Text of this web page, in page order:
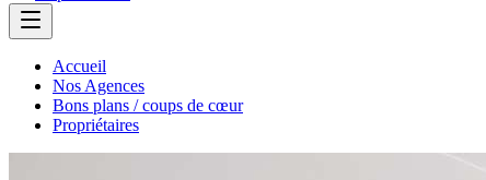
Accueil
Nos Agences
Bons plans / coups de cœur
Propriétaires